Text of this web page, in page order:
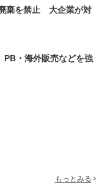
棄を禁止 大企業が対
・海外販売などを強
もっとみる